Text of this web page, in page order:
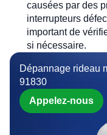
causées par des
interrupteurs
important de
si nécessaire.
Dépannage rideau
91830
Appelez-nous